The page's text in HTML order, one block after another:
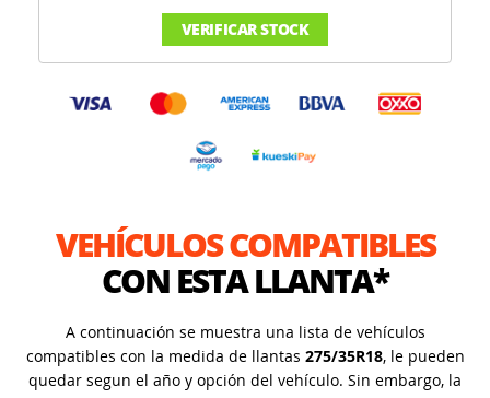
VERIFICAR STOCK
VEHÍCULOS COMPATIBLES
CON ESTA LLANTA*
A continuación se muestra una lista de vehículos
compatibles con la medida de llantas 275/35R18, le pueden
quedar segun el año y opción del vehículo. Sin embargo, la